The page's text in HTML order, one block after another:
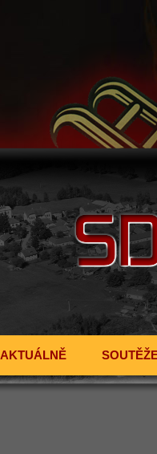
AKTUÁLNĚ